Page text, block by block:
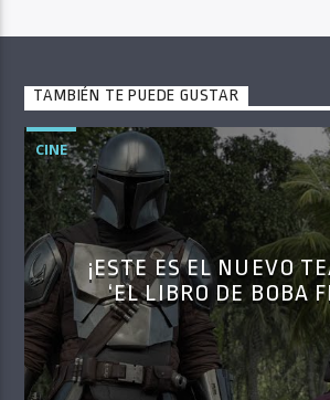
TAMBIÉN TE PUEDE GUSTAR
CINE
¡ESTE ES EL NUEVO
‘EL LIBRO DE BOBA